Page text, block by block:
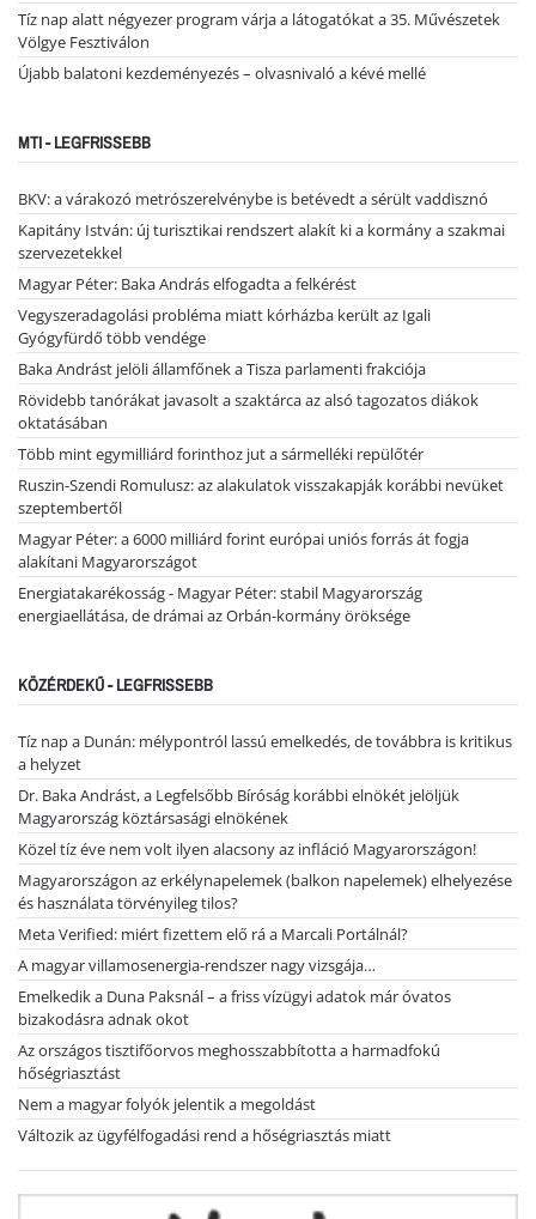
Tíz nap alatt négyezer program várja a látogatókat a 35. Művészetek
Völgye Fesztiválon
Újabb balatoni kezdeményezés – olvasnivaló a kévé mellé
MTI - LEGFRISSEBB
BKV: a várakozó metrószerelvénybe is betévedt a sérült vaddisznó
Kapitány István: új turisztikai rendszert alakít ki a kormány a szakmai
szervezetekkel
Magyar Péter: Baka András elfogadta a felkérést
Vegyszeradagolási probléma miatt kórházba került az Igali
Gyógyfürdő több vendége
Baka Andrást jelöli államfőnek a Tisza parlamenti frakciója
Rövidebb tanórákat javasolt a szaktárca az alsó tagozatos diákok
oktatásában
Több mint egymilliárd forinthoz jut a sármelléki repülőtér
Ruszin-Szendi Romulusz: az alakulatok visszakapják korábbi nevüket
szeptembertől
Magyar Péter: a 6000 milliárd forint európai uniós forrás át fogja
alakítani Magyarországot
Energiatakarékosság - Magyar Péter: stabil Magyarország
energiaellátása, de drámai az Orbán-kormány öröksége
KÖZÉRDEKŰ - LEGFRISSEBB
Tíz nap a Dunán: mélypontról lassú emelkedés, de továbbra is kritikus
a helyzet
Dr. Baka Andrást, a Legfelsőbb Bíróság korábbi elnökét jelöljük
Magyarország köztársasági elnökének
Közel tíz éve nem volt ilyen alacsony az infláció Magyarországon!
Magyarországon az erkélynapelemek (balkon napelemek) elhelyezése
és használata törvényileg tilos?
Meta Verified: miért fizettem elő rá a Marcali Portálnál?
A magyar villamosenergia-rendszer nagy vizsgája…
Emelkedik a Duna Paksnál – a friss vízügyi adatok már óvatos
bizakodásra adnak okot
Az országos tisztifőorvos meghosszabbította a harmadfokú
hőségriasztást
Nem a magyar folyók jelentik a megoldást
Változik az ügyfélfogadási rend a hőségriasztás miatt